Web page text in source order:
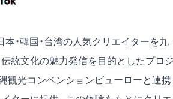
本・韓国・台湾の人気クリエイターを九
伝統文化の魅力発信を目的としたプロ
観光コンベンションビューローと連携